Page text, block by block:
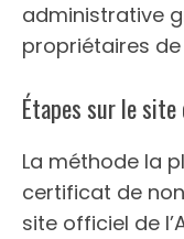
administrative
propriétaires de
Étapes sur le site
La méthode la
certificat de
site officiel de